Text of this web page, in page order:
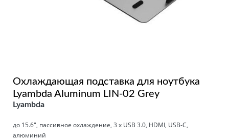
Охлаждающая подставка для ноутбука
Lyambda Aluminum LIN-02 Grey
Lyambda
до 15.6", пассивное охлаждение, 3 x USB 3.0, HDMI, USB-C,
алюминий